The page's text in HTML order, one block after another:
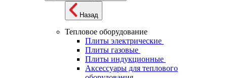
Назад
Тепловое оборудование
Плиты электрические
Плиты газовые
Плиты индукционные
Аксессуары для теплового